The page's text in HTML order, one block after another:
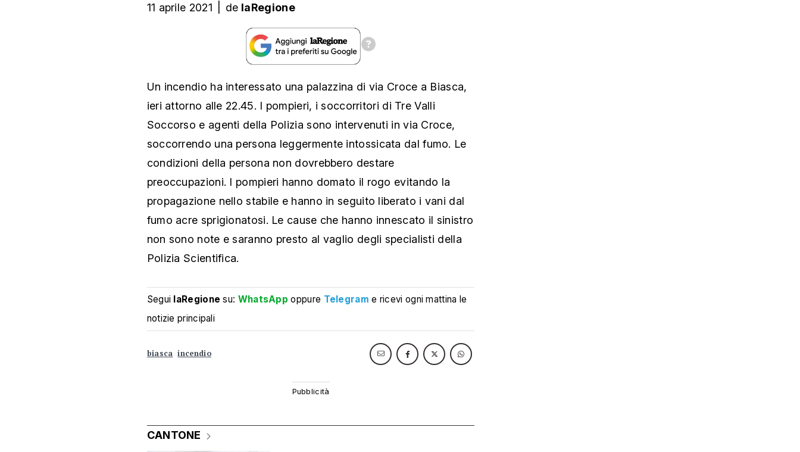
11 aprile 2021 de laRegione
Un incendio ha interessato una palazzina di via Croce a Biasca,
ieri attorno alle 22.45. I pompieri, i soccorritori di Tre Valli
Soccorso e agenti della Polizia sono intervenuti in via Croce,
soccorrendo una persona leggermente intossicata dal fumo. Le
condizioni della persona non dovrebbero destare
preoccupazioni. I pompieri hanno domato il rogo evitando la
propagazione nello stabile e hanno in seguito liberato i vani dal
fumo acre sprigionatosi. Le cause che hanno innescato il sinistro
non sono note e saranno presto al vaglio degli specialisti della
Polizia Scientifica.
Segui laRegione su: WhatsApp oppure Telegram e ricevi ogni mattina le
notizie principali
biasca incendio
CANTONE